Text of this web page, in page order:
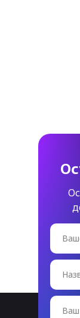
Ваш